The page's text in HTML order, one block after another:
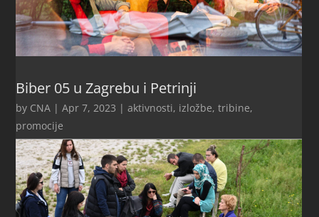
Biber 05 u Zagrebu i Petrinji
by CNA |Apr 7, 2023 |aktivnosti, izložbe, tribine,
promocije